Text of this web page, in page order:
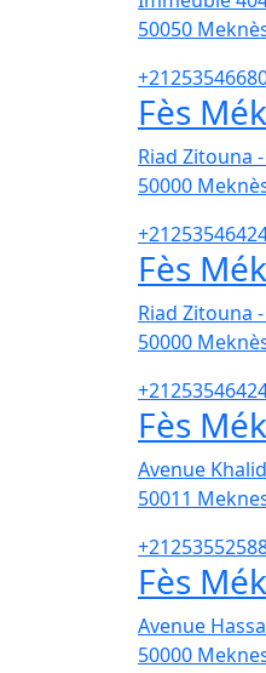
50050
Fès
Riad Zitouna
50000
Fès
Riad Zitouna
50000
Fès
Avenue
50011
Fès
Avenue
50000